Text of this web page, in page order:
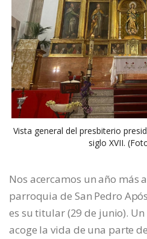
Vista general del presbiterio
siglo XVII.
Nos acercamos un año más
parroquia de San Pedro
es su titular (29 de junio).
acoge la vida de una parte